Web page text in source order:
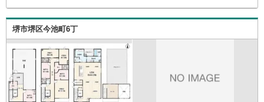
堺市堺区今池町6丁